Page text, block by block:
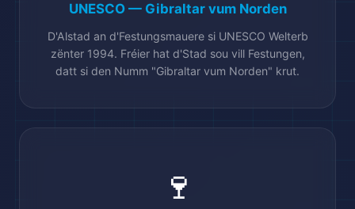
UNESCO — Gibraltar vum Norden
D'Alstad an d'Festungsmauere si UNESCO Welterb
zënter 1994. Fréier hat d'Stad sou vill Festungen,
datt si den Numm "Gibraltar vum Norden" krut.
🍷